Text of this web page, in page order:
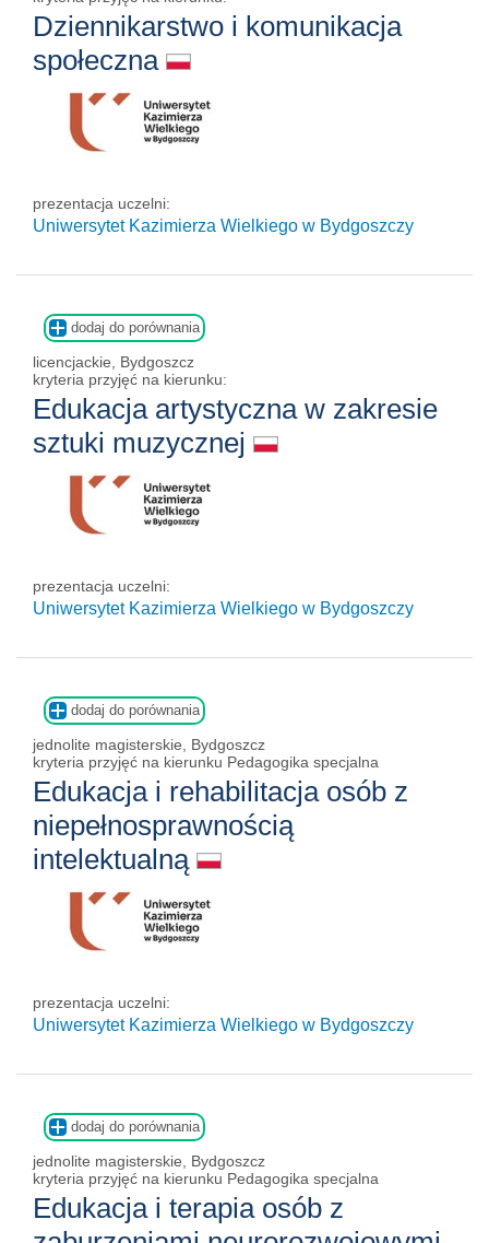
Dziennikarstwo i komunikacja
społeczna
prezentacja uczelni:
Uniwersytet Kazimierza Wielkiego w Bydgoszczy
dodaj do porównania
licencjackie, Bydgoszcz
kryteria przyjęć na kierunku:
Edukacja artystyczna w zakresie
sztuki muzycznej
prezentacja uczelni:
Uniwersytet Kazimierza Wielkiego w Bydgoszczy
dodaj do porównania
jednolite magisterskie, Bydgoszcz
kryteria przyjęć na kierunku Pedagogika specjalna
Edukacja i rehabilitacja osób z
niepełnosprawnością
intelektualną
prezentacja uczelni:
Uniwersytet Kazimierza Wielkiego w Bydgoszczy
dodaj do porównania
jednolite magisterskie, Bydgoszcz
kryteria przyjęć na kierunku Pedagogika specjalna
Edukacja i terapia osób z